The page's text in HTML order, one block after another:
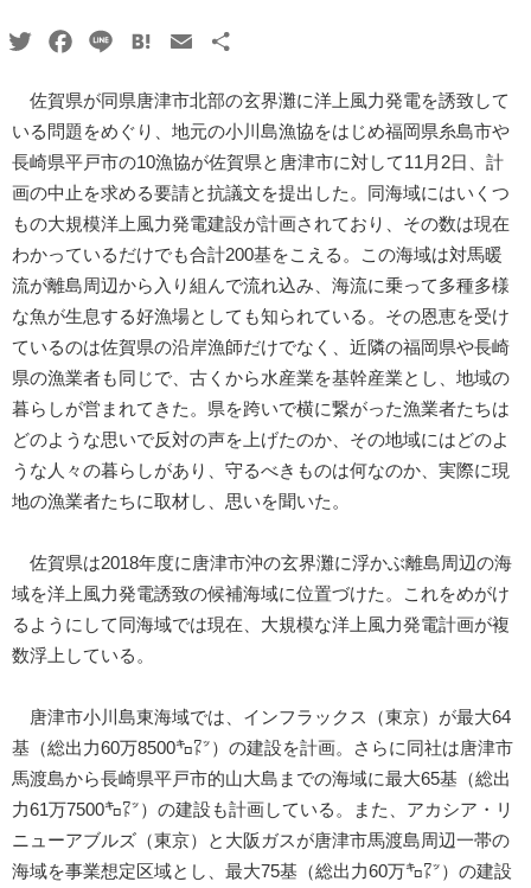
TwitterFacebook
Line HatenaEmail
佐賀県が同県唐津市北部の玄界灘に洋上風力発電を誘致して
いる問題をめぐり、地元の小川島漁協をはじめ福岡県糸島市や
長崎県平戸市の10漁協が佐賀県と唐津市に対して11月2日、計
画の中止を求める要請と抗議文を提出した。同海域にはいくつ
もの大規模洋上風力発電建設が計画されており、その数は現在
わかっているだけでも合計200基をこえる。この海域は対馬暖
流が離島周辺から入り組んで流れ込み、海流に乗って多種多様
な魚が生息する好漁場としても知られている。その恩恵を受け
ているのは佐賀県の沿岸漁師だけでなく、近隣の福岡県や長崎
県の漁業者も同じで、古くから水産業を基幹産業とし、地域の
暮らしが営まれてきた。県を跨いで横に繋がった漁業者たちは
どのような思いで反対の声を上げたのか、その地域にはどのよ
うな人々の暮らしがあり、守るべきものは何なのか、実際に現
地の漁業者たちに取材し、思いを聞いた。
佐賀県は2018年度に唐津市沖の玄界灘に浮かぶ離島周辺の海
域を洋上風力発電誘致の候補海域に位置づけた。これをめがけ
るようにして同海域では現在、大規模な洋上風力発電計画が複
数浮上している。
唐津市小川島東海域では、インフラックス（東京）が最大64
基（総出力60万8500㌔㍗）の建設を計画。さらに同社は唐津市
馬渡島から長崎県平戸市的山大島までの海域に最大65基（総出
力61万7500㌔㍗）の建設も計画している。また、アカシア・リ
ニューアブルズ（東京）と大阪ガスが唐津市馬渡島周辺一帯の
海域を事業想定区域とし、最大75基（総出力60万㌔㍗）の建設